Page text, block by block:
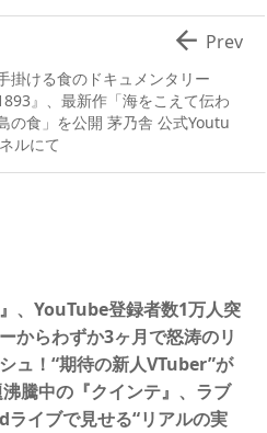
掛ける食のドキュメンタリー
』、最新作「海をこえて伝わ
の食」を公開 茅乃舎 公式Youtu
ルにて
 Prev
』、YouTube登録者数1万人突
からわずか3ヶ月で怒涛のリ
ュ！“期待の新人VTuber”が
騰中の『クインテ』、ラブ
ライブで見せる“リアルの実